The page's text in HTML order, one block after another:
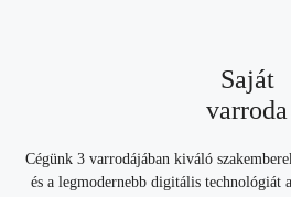
Saját
varroda
Cégünk 3 varrodájában kiváló
és a legmodernebb digitális technológiát